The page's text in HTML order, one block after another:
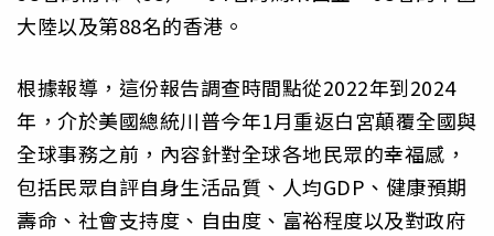
大陸以及第88名的香港。
根據報導，這份報告調查時間點從2022年到2024
年，介於美國總統川普今年1月重返白宮顛覆全國與
全球事務之前，內容針對全球各地民眾的幸福感，
包括民眾自評自身生活品質、人均GDP、健康預期
壽命、社會支持度、自由度、富裕程度以及對政府